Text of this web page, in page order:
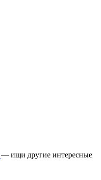
— ищи другие интересные